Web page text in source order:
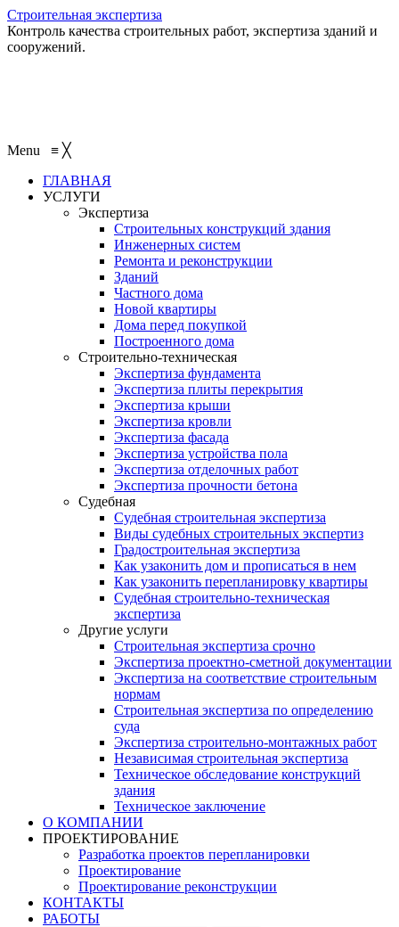
Строительная экспертиза
Контроль качества строительных работ, экспертиза зданий и
сооружений.
Menu ≡ ╳
ГЛАВНАЯ
УСЛУГИ
Экспертиза
Строительных конструкций здания
Инженерных систем
Ремонта и реконструкции
Зданий
Частного дома
Новой квартиры
Дома перед покупкой
Построенного дома
Строительно-техническая
Экспертиза фундамента
Экспертиза плиты перекрытия
Экспертиза крыши
Экспертиза кровли
Экспертиза фасада
Экспертиза устройства пола
Экспертиза отделочных работ
Экспертиза прочности бетона
Судебная
Судебная строительная экспертиза
Виды судебных строительных экспертиз
Градостроительная экспертиза
Как узаконить дом и прописаться в нем
Как узаконить перепланировку квартиры
Судебная строительно-техническая
экспертиза
Другие услуги
Строительная экспертиза срочно
Экспертиза проектно-сметной документации
Экспертиза на соответствие строительным
нормам
Строительная экспертиза по определению
суда
Экспертиза строительно-монтажных работ
Независимая строительная экспертиза
Техническое обследование конструкций
здания
Техническое заключение
О КОМПАНИИ
ПРОЕКТИРОВАНИЕ
Разработка проектов перепланировки
Проектирование
Проектирование реконструкции
КОНТАКТЫ
РАБОТЫ